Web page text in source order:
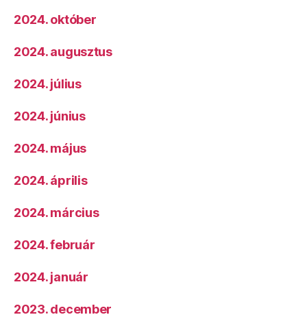
2024. október
2024. augusztus
2024. július
2024. június
2024. május
2024. április
2024. március
2024. február
2024. január
2023. december